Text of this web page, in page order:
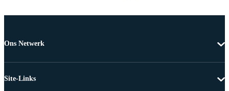
Ons Netwerk
Site-Links